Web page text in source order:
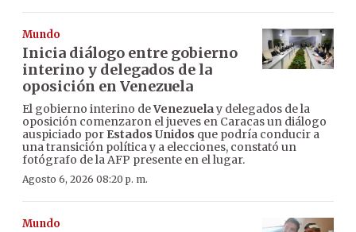
Mundo
Inicia diálogo entre gobierno
interino y delegados de la
oposición en Venezuela
El gobierno interino deVenezuelay delegados de la
oposición comenzaron el jueves en Caracas un diálogo
auspiciado por Estados Unidos que podría conducir a
una transición política y a elecciones, constató un
fotógrafo de la AFP presente en el lugar.
Agosto 6, 2026 08:20 p. m.
Mundo